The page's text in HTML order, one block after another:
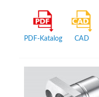
PDF-Katalog CAD